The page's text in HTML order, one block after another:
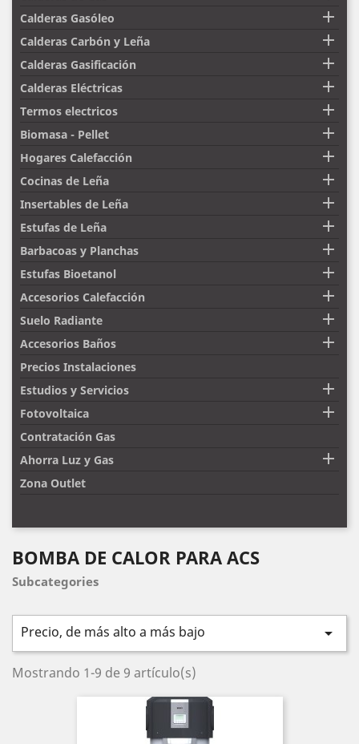
Calderas Gasóleo 
Calderas Carbón y Leña 
Calderas Gasificación 
Calderas Eléctricas 
Termos electricos 
Biomasa - Pellet 
Hogares Calefacción 
Cocinas de Leña 
Insertables de Leña 
Estufas de Leña 
Barbacoas y Planchas 
Estufas Bioetanol 
Accesorios Calefacción 
Suelo Radiante 
Accesorios Baños 
Precios Instalaciones
Estudios y Servicios

Fotovoltaica 
Contratación Gas
Ahorra Luz y Gas

Zona Outlet
BOMBA DE CALOR PARA ACS
Subcategories
Precio, de más alto a más bajo 
Mostrando 1-9 de 9 artículo(s)